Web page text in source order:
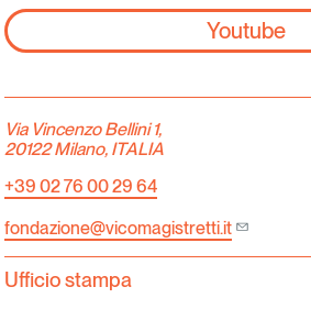
Youtube
Via Vincenzo Bellini 1,
20122 Milano, ITALIA
+39 02 76 00 29 64
fondazione@vicomagistretti.it
Ufficio stampa